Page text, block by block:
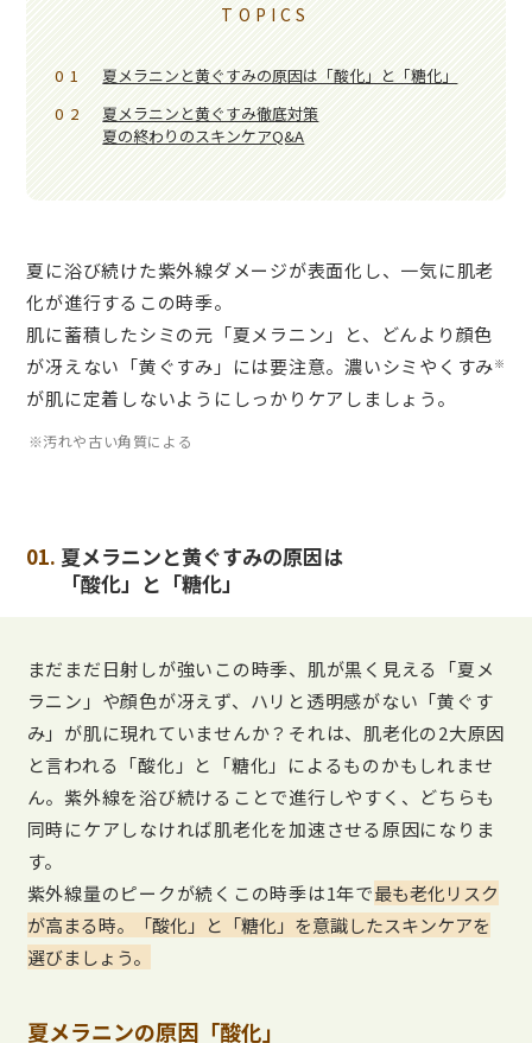
TOPICS
01
夏メラニンと黄ぐすみの原因は「酸化」と「糖化」
02
夏メラニンと黄ぐすみ徹底対策
夏の終わりのスキンケアQ&A
夏に浴び続けた紫外線ダメージが表面化し、一気に肌老
化が進行するこの時季。
肌に蓄積したシミの元「夏メラニン」と、どんより顔色
が冴えない「黄ぐすみ」には要注意。濃いシミやくすみ※
が肌に定着しないようにしっかりケアしましょう。
※汚れや古い角質による
01. 夏メラニンと黄ぐすみの原因は
「酸化」と「糖化」
まだまだ日射しが強いこの時季、肌が黒く見える「夏メ
ラニン」や顔色が冴えず、ハリと透明感がない「黄ぐす
み」が肌に現れていませんか？それは、肌老化の2大原因
と言われる「酸化」と「糖化」によるものかもしれませ
ん。紫外線を浴び続けることで進行しやすく、どちらも
同時にケアしなければ肌老化を加速させる原因になりま
す。
紫外線量のピークが続くこの時季は1年で最も老化リスク
が高まる時。「酸化」と「糖化」を意識したスキンケアを
選びましょう。
夏メラニンの原因「酸化」